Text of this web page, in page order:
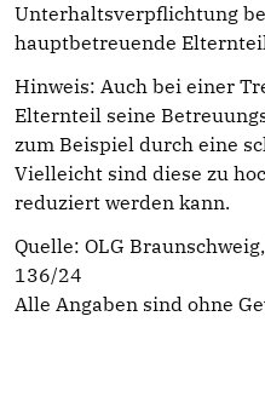
Unterhaltsverpflichtung
hauptbetreuende
Hinweis: Auch bei einer
Elternteil seine
zum Beispiel durch eine
Vielleicht sind diese zu
reduziert werden kann.
Quelle: OLG
136/24
Alle Angaben sind ohne